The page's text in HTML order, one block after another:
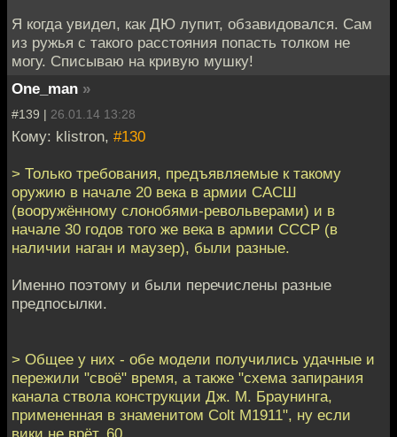
Я когда увидел, как ДЮ лупит, обзавидовался. Сам
из ружья с такого расстояния попасть толком не
могу. Списываю на кривую мушку!
One_man »
#139 | 26.01.14 13:28
Кому: klistron, #130
> Только требования, предъявляемые к такому
оружию в начале 20 века в армии САСШ
(вооружённому слонобями-револьверами) и в
начале 30 годов того же века в армии СССР (в
наличии наган и маузер), были разные.
Именно поэтому и были перечислены разные
предпосылки.
> Общее у них - обе модели получились удачные и
пережили "своё" время, а также "схема запирания
канала ствола конструкции Дж. М. Браунинга,
примененная в знаменитом Colt M1911", ну если
вики не врёт. 60